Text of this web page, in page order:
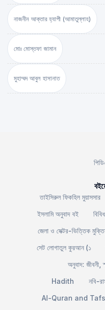
নাজনীন আক্তার হ্যাপী (আমাতুল্লাহ)
মোঃ মোস্তফা জামান
মুহাম্মদ আবুল হাসানাত
তাইসিরুল ফিকহিল মুয়াসসার
ইসলামি অনুবাদ বই
বিবিধ
জেলা ও সেক্টর-ভিত্তিক
সেট লোগাতুল কুরআন (১
অনুবাদ: জীবনী,
Hadith
নবি-
Al-Quran and